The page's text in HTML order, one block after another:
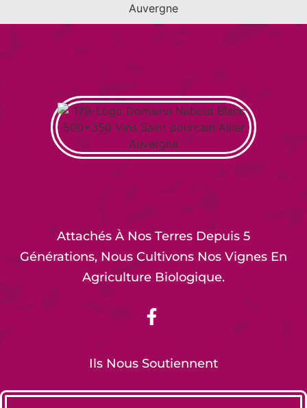
Attachés À Nos Terres Depuis 5
Générations, Nous Cultivons Nos Vignes En
Agriculture Biologique.
Ils Nous Soutiennent